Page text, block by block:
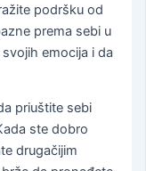
podršku od
prema sebi u
emocija i da
priuštite sebi
ste dobro
drugačijim